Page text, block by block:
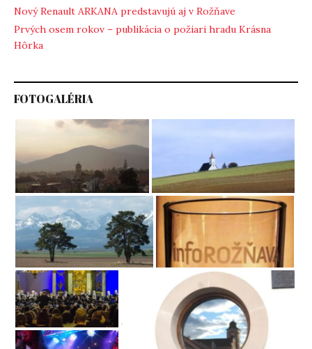
Nový Renault ARKANA predstavujú aj v Rožňave
Prvých osem rokov – publikácia o požiari hradu Krásna
Hôrka
FOTOGALÉRIA